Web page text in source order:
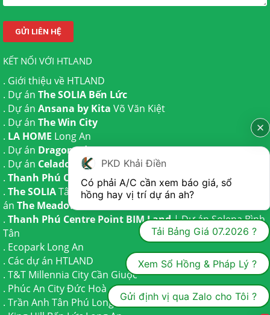
KẾT NỐI VỚI HTLAND
. Giới thiệu về HTLAND
. Dự án The SOLIA Bến Lức
. Dự án Ansana by Kita Võ Văn Kiệt
. Dự án The Win City
. LA HOME Long An
. Dự án Dragon Eden Long An
. Dự án Celadon City
Tân Phú
. Thanh Phú Centre PointBến Lức
. The SOLIATây Ninh | Dự ánThe AGULATrần Anh và Dự
án The Meadow
Bình Chánh
. Thanh Phú Centre Point BIM Land| Dự ánSolena Bình
Tân
. Ecopark Long An
. Các dự án HTLAND
. T&T Millennia City Cần Giuộc
. Phúc An CityĐức Hoà
. Trần Anh Tân Phú Long An
PKD Khải Điền
Có phải A/C cần xem báo giá, sổ
hồng hay vị trí dự án ah?
Tải Bảng Giá 07.2026 ?
Xem Sổ Hồng & Pháp Lý ?
Gửi định vị qua Zalo cho Tôi ?